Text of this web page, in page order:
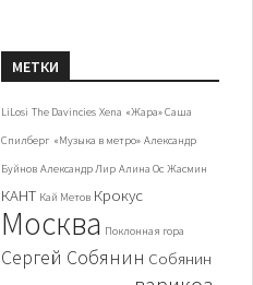
МЕТКИ
LiLosi The Davincies Xena «Жара» Саша
Спилберг «Музыка в метро» Александр
Буйнов Александр Лир Алина Ос Жасмин
КАНТ Кай Метов Крокус
Москва Поклонная гора
Сергей Собянин Собянин